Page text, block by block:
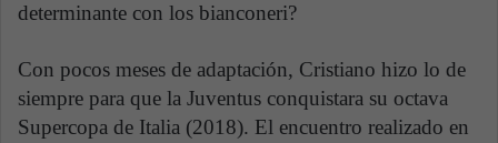
determinante con los bianconeri?
Con pocos meses de adaptación, Cristiano hizo lo de
siempre para que la Juventus conquistara su octava
Supercopa de Italia (2018). El encuentro realizado en